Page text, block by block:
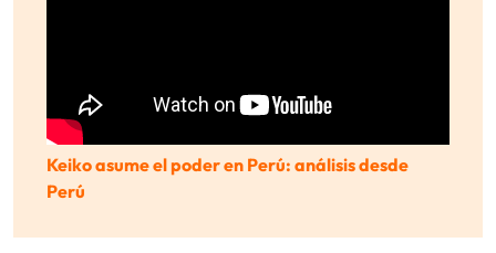
Keiko asume el poder en Perú: análisis desde
Perú